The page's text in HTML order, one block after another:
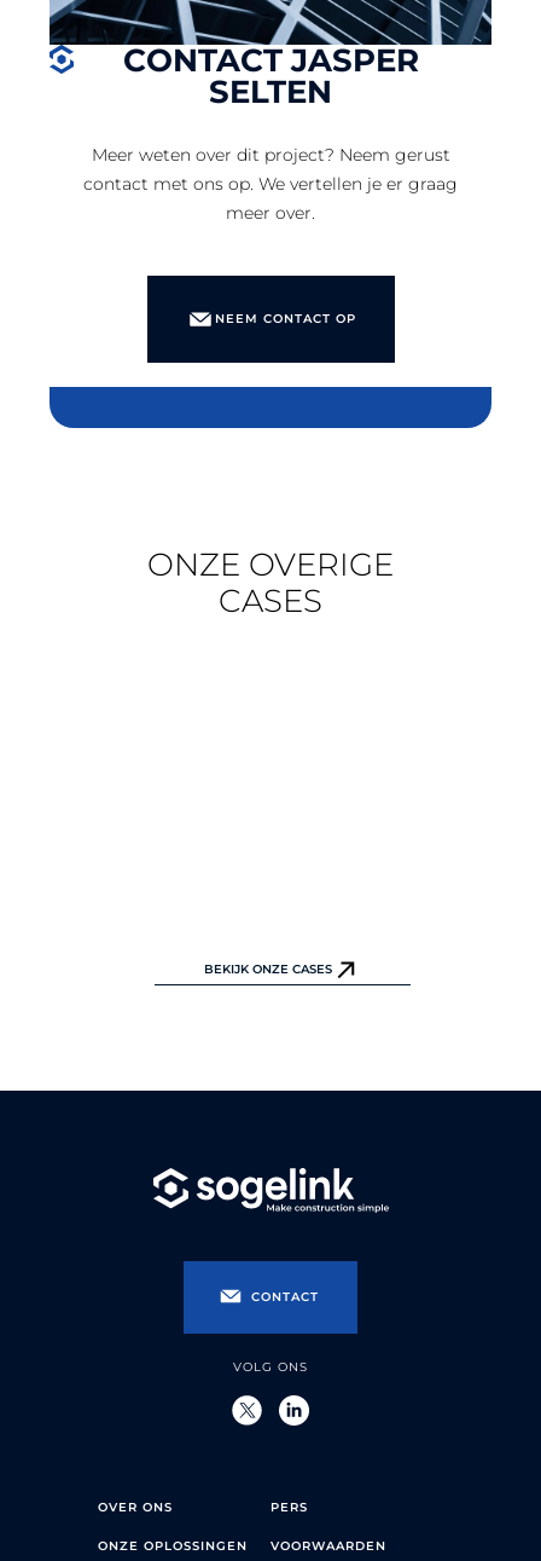
CONTACT JASPER
SELTEN
Meer weten over dit project? Neem gerust
contact met ons op. We vertellen je er graag
meer over.
NEEM CONTACT OP
ONZE OVERIGE
CASES
BEKIJK ONZE CASES
CONTACT
VOLG ONS
OVER ONS
ONZE OPLOSSINGEN
PERS
VOORWAARDEN